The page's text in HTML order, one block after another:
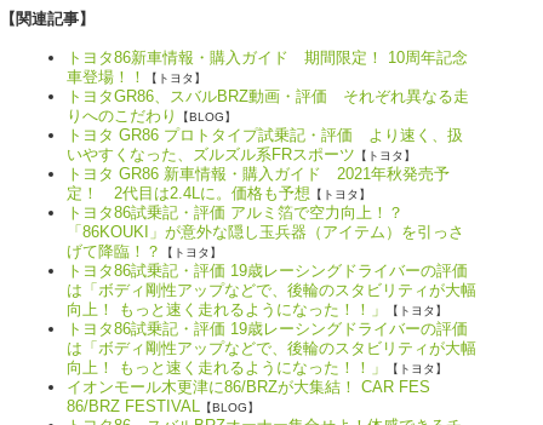
【関連記事】
トヨタ86新車情報・購入ガイド 期間限定！ 10周年記念
車登場！！
【トヨタ】
トヨタGR86、スバルBRZ動画・評価 それぞれ異なる走
りへのこだわり
【BLOG】
トヨタ GR86 プロトタイプ試乗記・評価 より速く、扱
いやすくなった、ズルズル系FRスポーツ 【トヨタ】
トヨタ GR86 新車情報・購入ガイド 2021年秋発売予
定！ 2代目は2.4Lに。価格も予想 【トヨタ】
トヨタ86試乗記・評価 アルミ箔で空力向上！？
「86KOUKI」が意外な隠し玉兵器（アイテム）を引っさ
げて降臨！？
【トヨタ】
トヨタ86試乗記・評価 19歳レーシングドライバーの評価
は「ボディ剛性アップなどで、後輪のスタビリティが大幅
向上！ もっと速く走れるようになった！！」
【トヨタ】
トヨタ86試乗記・評価 19歳レーシングドライバーの評価
は「ボディ剛性アップなどで、後輪のスタビリティが大幅
向上！ もっと速く走れるようになった！！」
【トヨタ】
イオンモール木更津に86/BRZが大集結！ CAR FES
86/BRZ FESTIVAL 【BLOG】